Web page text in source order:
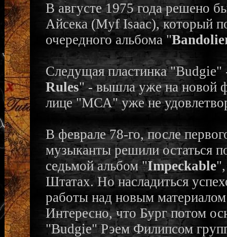
В августе 1975 года решено
Айсека (Myf Isaac), который
очередного альбома "
Следущая пластинка "Budgie"
Rules" - вышла уже на новой
лице "МСА" уже не
В феврале 78-го, после
музыканты решили остаться
седьмой альбом "Impeckable
Штатах. Но насладиться
работы над новым
Интересно, что Бург потом
"Budgie" Рэем Филипсом